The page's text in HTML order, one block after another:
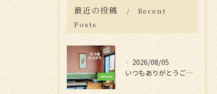
最近の投稿
Recent
Posts
2026/08/05
いつもありがとうございます😊